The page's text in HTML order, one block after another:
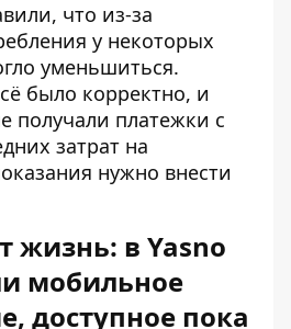
что из-за
у некоторых
уменьшиться.
было корректно, и
получали платежки с
затрат на
нужно внести
жизнь: в Yasno
мобильное
доступное пока